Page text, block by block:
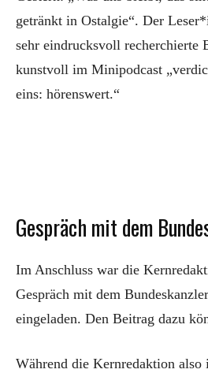
getränkt in Ostalgie“. Der
sehr eindrucksvoll recherchierte
kunstvoll im Minipodcast
eins: hörenswert.“
Gespräch mit dem
Im Anschluss war die
Gespräch mit dem
eingeladen. Den Beitrag dazu
Während die Kernredaktion also